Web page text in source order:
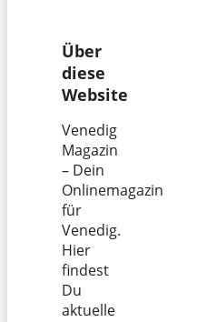
Über
diese
Website
Venedig
Magazin
– Dein
Onlinemagazin
für
Venedig.
Hier
findest
Du
aktuelle